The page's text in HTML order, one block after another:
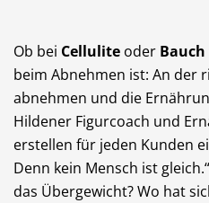
Ob bei Cellulite oder
beim Abnehmen ist: An der
abnehmen und die
Hildener Figurcoach und
erstellen für jeden Kunden
Denn kein Mensch ist
das Übergewicht? Wo hat